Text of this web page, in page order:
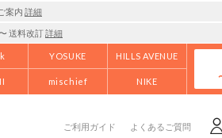
案内 詳細
送料改訂詳細
YOSUKE HILLS AVENUE
mischief NIKE
ご利用ガイド よくあるご質問